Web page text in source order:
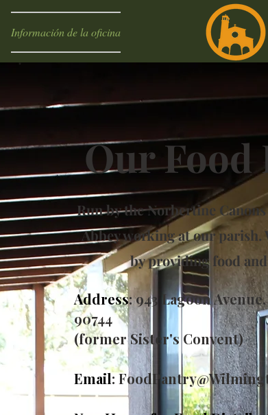
Información de la oficina
Our Food
Run by the Norbertine Canons
Abbey working at our parish.
by providing food
Address: 943 Lagoon
90744
(former Sister's Convent)
Email: